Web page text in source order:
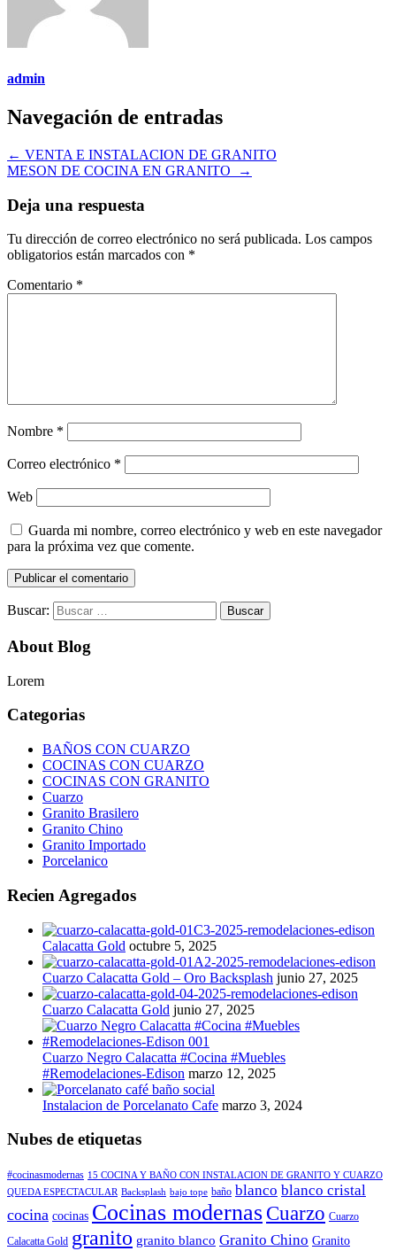
admin
Navegación de entradas
← VENTA E INSTALACION DE GRANITO
MESON DE COCINA EN GRANITO
→
Deja una respuesta
Tu dirección de correo electrónico no será publicada. Los campos
obligatorios están marcados con *
Comentario *
Nombre *
Correo electrónico *
Web
Guarda mi nombre, correo electrónico y web en este navegador
para la próxima vez que comente.
Buscar:
About Blog
Lorem
Categorias
BAÑOS CON CUARZO
COCINAS CON CUARZO
COCINAS CON GRANITO
Cuarzo
Granito Brasilero
Granito Chino
Granito Importado
Porcelanico
Recien Agregados
Calacatta Gold octubre 5, 2025
Cuarzo Calacatta Gold – Oro Backsplash junio 27, 2025
Cuarzo Calacatta Gold junio 27, 2025
Cuarzo Negro Calacatta #Cocina #Muebles
#Remodelaciones-Edison marzo 12, 2025
Instalacion de Porcelanato Cafe marzo 3, 2024
Nubes de etiquetas
#cocinasmodernas 15 COCINA Y BAÑO CON INSTALACION DE GRANITO Y CUARZO
QUEDA ESPECTACULAR Backsplash bajo tope baño blanco blanco cristal
cocina cocinas Cocinas modernas Cuarzo Cuarzo
Calacatta Gold granito granito blanco Granito Chino Granito